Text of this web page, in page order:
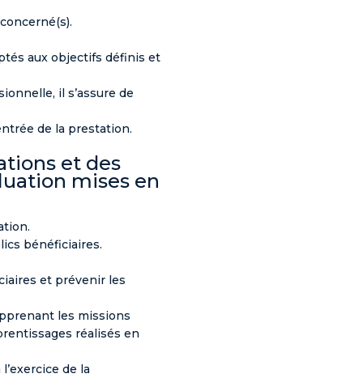
aux objectifs définis et
il s’assure de
de la prestation.
et des
mises en
bénéficiaires.
et prévenir les
les missions
réalisés en
de la